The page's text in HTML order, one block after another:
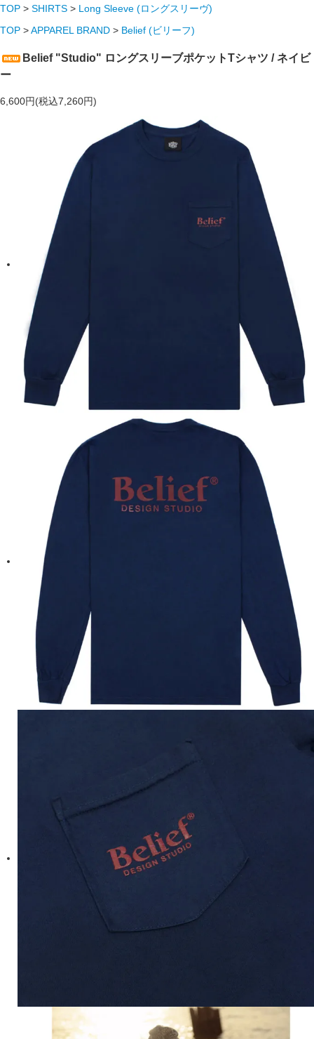
TOP > SHIRTS > Long Sleeve (ロングスリーヴ)
TOP >APPAREL BRAND > Belief (ビリーフ)
Belief "Studio" ロングスリーブポケットTシャツ / ネイビ
ー
6,600円(税込7,260円)